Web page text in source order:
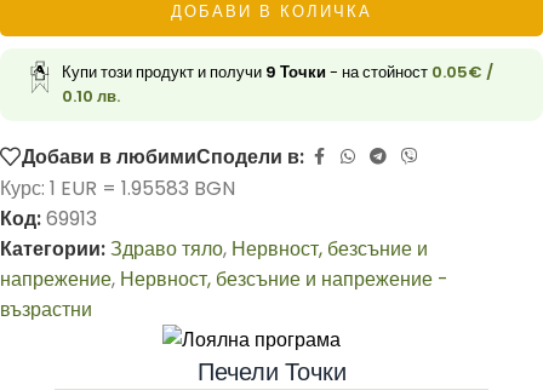
ДОБАВИ В КОЛИЧКА
Купи този продукт и получи 9 Точки- на стойност 0.05€ /
0.10 лв.
Добави в любимиСподели в:
Курс: 1 EUR = 1.95583 BGN
Код:69913
Категории:Здраво тяло, Нервност, безсъние и
напрежение, Нервност, безсъние и напрежение -
възрастни
Печели Точки